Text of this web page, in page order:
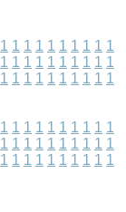
1 1 1 1 1 1 1 1 1 1
1 1 1 1 1 1 1 1 1 1
1 1 1 1 1 1 1 1 1 1
1 1 1 1 1 1 1 1 1 1
1 1 1 1 1 1 1 1 1 1
1 1 1 1 1 1 1 1 1 1